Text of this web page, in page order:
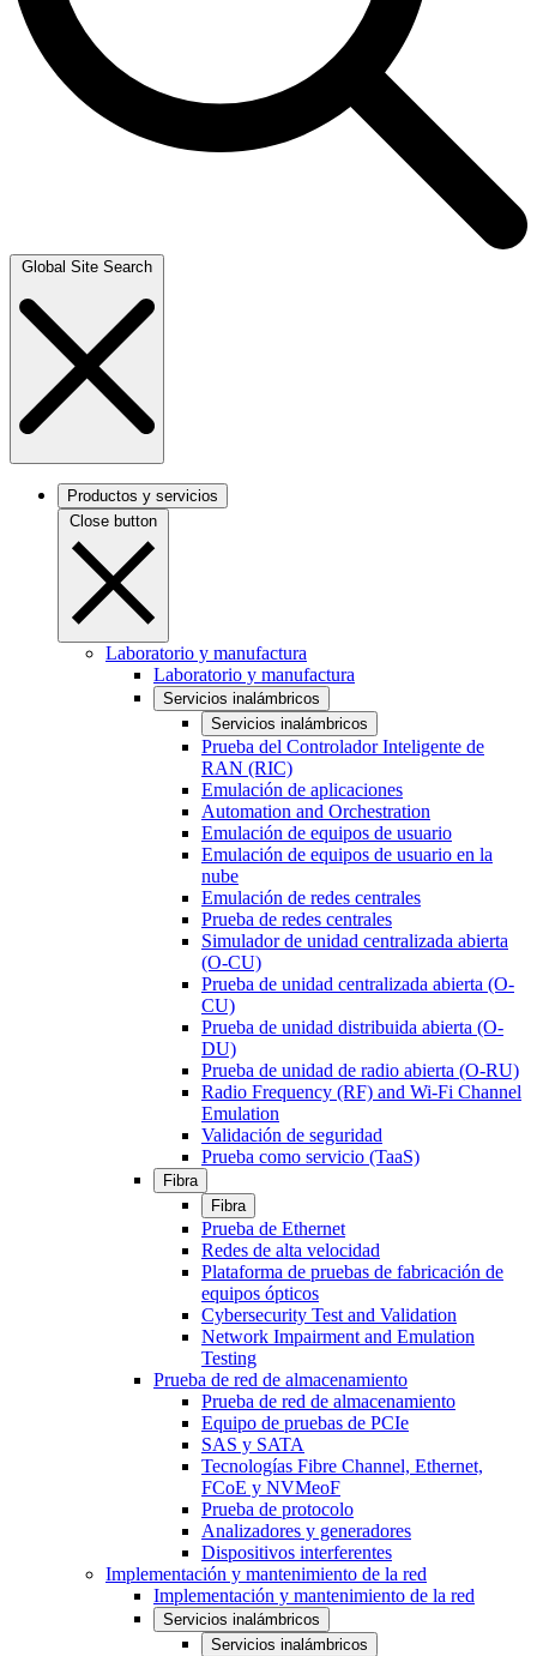
Global Site Search
Productos y servicios
Close button
Laboratorio y manufactura
Laboratorio y manufactura
Servicios inalámbricos
Servicios inalámbricos
Prueba del Controlador Inteligente de
RAN (RIC)
Emulación de aplicaciones
Automation and Orchestration
Emulación de equipos de usuario
Emulación de equipos de usuario en la
nube
Emulación de redes centrales
Prueba de redes centrales
Simulador de unidad centralizada abierta
(O-CU)
Prueba de unidad centralizada abierta (O-
CU)
Prueba de unidad distribuida abierta (O-
DU)
Prueba de unidad de radio abierta (O-RU)
Radio Frequency (RF) and Wi-Fi Channel
Emulation
Validación de seguridad
Prueba como servicio (TaaS)
Fibra
Fibra
Prueba de Ethernet
Redes de alta velocidad
Plataforma de pruebas de fabricación de
equipos ópticos
Cybersecurity Test and Validation
Network Impairment and Emulation
Testing
Prueba de red de almacenamiento
Prueba de red de almacenamiento
Equipo de pruebas de PCIe
SAS y SATA
Tecnologías Fibre Channel, Ethernet,
FCoE y NVMeoF
Prueba de protocolo
Analizadores y generadores
Dispositivos interferentes
Implementación y mantenimiento de la red
Implementación y mantenimiento de la red
Servicios inalámbricos
Servicios inalámbricos